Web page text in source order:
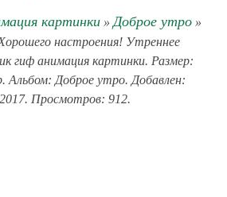
картинки » Доброе утро »
настроения! Утреннее
гиф анимация картинки. Размер:
Альбом: Доброе утро. Добавлен:
Просмотров: 912.